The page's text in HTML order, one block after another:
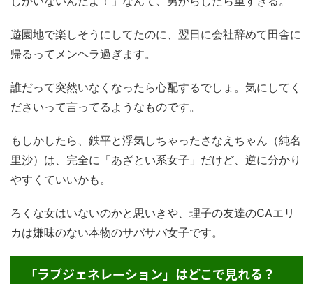
遊園地で楽しそうにしてたのに、翌日に会社辞めて田舎に
帰るってメンヘラ過ぎます。
誰だって突然いなくなったら心配するでしょ。気にしてく
ださいって言ってるようなものです。
もしかしたら、鉄平と浮気しちゃったさなえちゃん（純名
里沙）は、完全に「あざとい系女子」だけど、逆に分かり
やすくていいかも。
ろくな女はいないのかと思いきや、理子の友達のCAエリ
カは嫌味のない本物のサバサバ女子です。
「ラブジェネレーション」はどこで見れる？